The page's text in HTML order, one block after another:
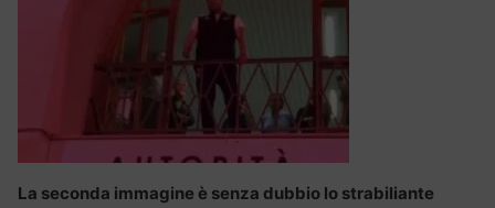
La seconda immagine è senza dubbio lo strabiliante